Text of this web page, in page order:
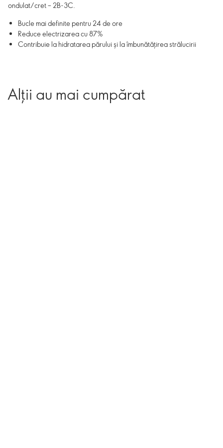
ondulat/cret – 2B-3C.
Bucle mai definite pentru 24 de ore
Reduce electrizarea cu 87%
Contribuie la hidratarea părului și la îmbunătățirea strălucirii
Alții au mai cumpărat